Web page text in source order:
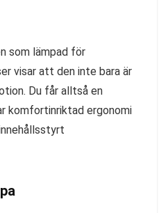
som lämpad för
visar att den inte bara är
Du får alltså en
komfortinriktad ergonomi